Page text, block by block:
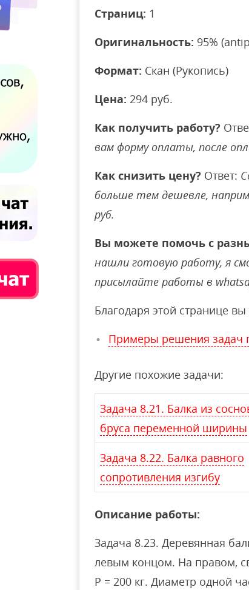
Страниц: 1
Оригинальность: 95%
Формат: Скан (Рукопись)
Цена: 294 руб.
Как получить работу?
вам форму оплаты, после
Как снизить цену? Ответ:
больше тем дешевле,
руб.
Вы можете помочь с
нашли готовую работу, я
присылайте работы в
Благодаря этой странице
Примеры решения задач
Другие похожие задачи:
Задача 8.21. Балка из
бруса переменной ширины
Задача 8.22. Балка равного
сопротивления изгибу
Описание работы:
Задача 8.23. Деревянная
левым концом. На правом,
Р = 200 кг. Диаметр одной